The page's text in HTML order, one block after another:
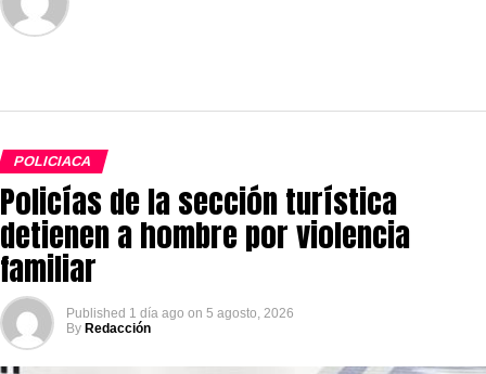
POLICIACA
Policías de la sección turística
detienen a hombre por violencia
familiar
Published 1 día ago on 5 agosto, 2026
By Redacción